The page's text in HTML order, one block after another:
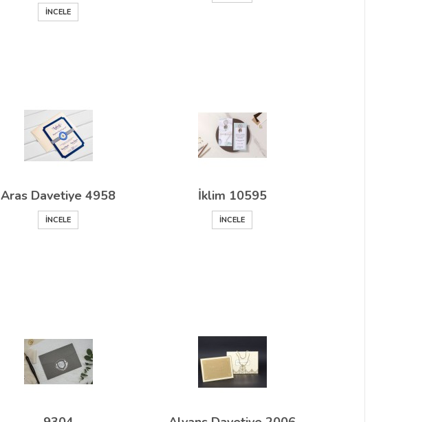
İNCELE
Aras Davetiye 4958
İNCELE
İklim 10595
İNCELE